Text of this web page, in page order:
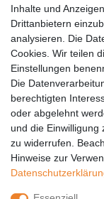
Anleitungen
Vertrag widerrufen
PARTNER
DHL
GLS
PaketPLUS
SPONSORING
Inhalte und
Drittanbietern
analysieren. Die
Cookies. Wir teilen
Einstellungen
Die
berechtigten
oder abgelehnt
und die
zu widerrufen.
Hinweise zur